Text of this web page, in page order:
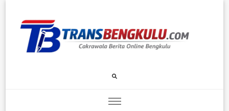
Transbengkulu.com